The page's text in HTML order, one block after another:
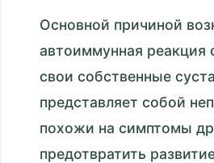
Основной причиной
автоиммунная реакция
свои собственные
представляет собой
похожи на симптомы
предотвратить